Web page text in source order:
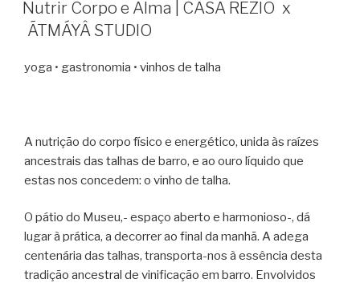
Nutrir Corpo e Alma | CASA RÉZIO x
ÃTMÁYÂ STUDIO
yoga • gastronomia • vinhos de talha
A nutrição do corpo físico e energético, unida às raízes
ancestrais das talhas de barro, e ao ouro líquido que
estas nos concedem: o vinho de talha.
O pátio do Museu,- espaço aberto e harmonioso-, dá
lugar à prática, a decorrer ao final da manhã. A adega
centenária das talhas, transporta-nos à essência desta
tradição ancestral de vinificação em barro. Envolvidos